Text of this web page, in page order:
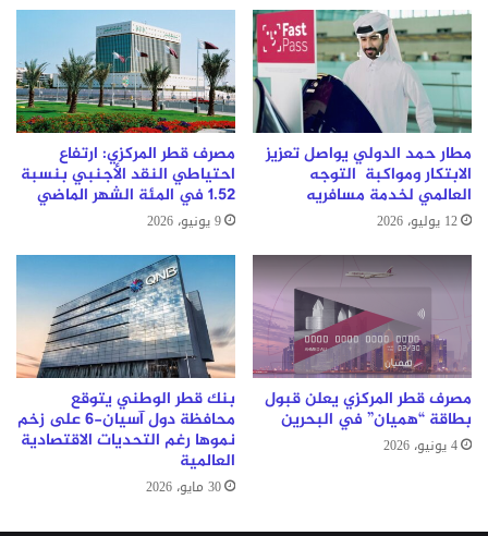
مطار حمد الدولي يواصل تعزيز
الابتكار ومواكبة التوجه
العالمي لخدمة مسافريه
12 يوليو، 2026
مصرف قطر المركزي: ارتفاع
احتياطي النقد الأجنبي بنسبة
1.52 في المئة الشهر الماضي
9 يونيو، 2026
مصرف قطر المركزي يعلن قبول
بطاقة “هميان” في البحرين
4 يونيو، 2026
بنك قطر الوطني يتوقع
محافظة دول آسيان-6 على زخم
نموها رغم التحديات الاقتصادية
العالمية
30 مايو، 2026